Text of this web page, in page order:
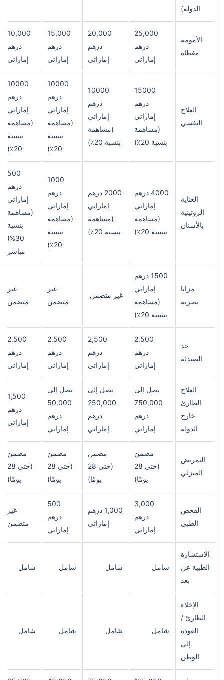
الدولة)
الأمومة
مغطاة
25,000
درهم
إماراتي
20,000
درهم
إماراتي
15,000
درهم
إماراتي
10,000
درهم
إماراتي
العلاج
النفسي
15000
درهم
إماراتي
(مساهمة
بنسبة 20٪)
10000
درهم
إماراتي
(مساهمة
بنسبة 20٪)
10000
درهم
إماراتي
(مساهمة
بنسبة
20٪)
10000
درهم
إماراتي
(مساهمة
بنسبة
20٪)
العناية
الروتينية
بالأسنان
4000 درهم
إماراتي
(مساهمة
بنسبة 20٪)
2000 درهم
إماراتي
(مساهمة
بنسبة 20٪)
1000
درهم
إماراتي
(مساهمة
بنسبة
20٪)
500
درهم
إماراتي
(مساهمة
بنسبة
30%)
مباشر
مزايا
بصرية
1500 درهم
إماراتي
(مساهمة
بنسبة 20٪)
غير متضمن
غير
متضمن
غير
متضمن
حد
الصيدلة
2,500
درهم
إماراتي
2,500
درهم
إماراتي
2,500
درهم
إماراتي
2,500
درهم
إماراتي
العلاج
الطارئ
خارج
الدولة
تصل إلى
750,000
درهم
إماراتي
تصل إلى
250,000
درهم
إماراتي
تصل إلى
50,000
درهم
إماراتي
1,500
درهم
إماراتي
التمريض
المنزلي
مضمن
(حتى 28
يومًا)
مضمن
(حتى 28
يومًا)
مضمن
(حتى 28
يومًا)
مضمن
(حتى 28
يومًا)
الفحص
الطبي
3,000
درهم
إماراتي
1,000 درهم
إماراتي
500
درهم
إماراتي
غير
متضمن
الاستشارة
الطبية عن
بعد
شامل شامل شامل شامل
الإخلاء
الطارئ /
العودة
إلى
الوطن
شامل شامل شامل شامل